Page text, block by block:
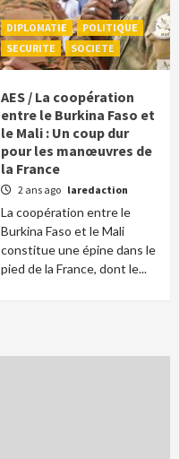
DIPLOMATIE
POLITIQUE
SECURITE
SOCIETE
AES / La coopération
entre le Burkina Faso et
le Mali : Un coup dur
pour les manœuvres de
la France
2 ans ago laredaction
La coopération entre le
Burkina Faso et le Mali
constitue une épine dans le
pied de la France, dont le...